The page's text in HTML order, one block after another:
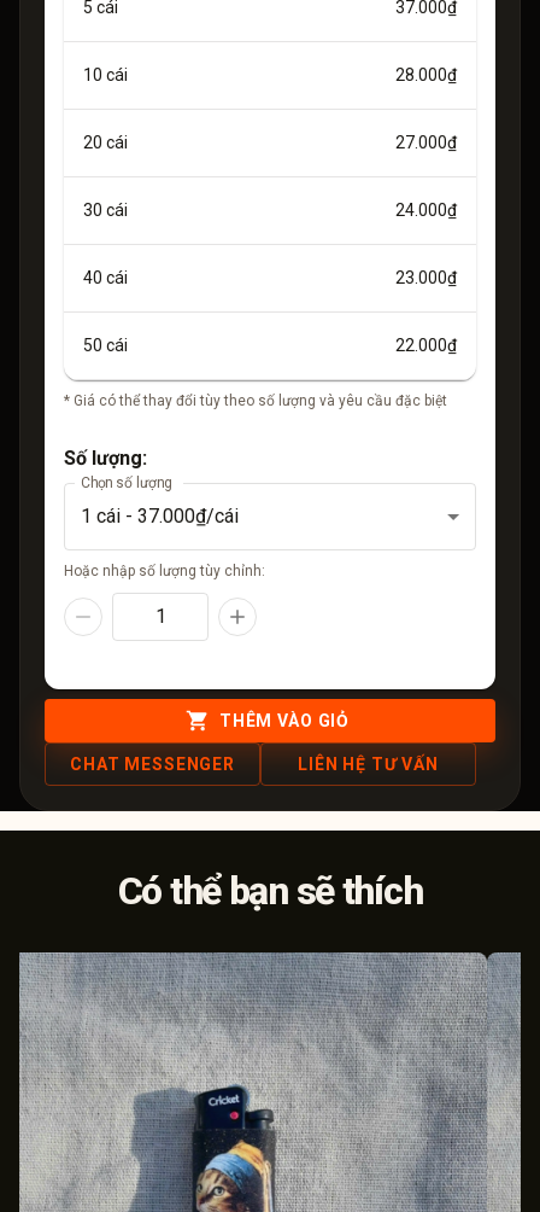
5 cái 37.000₫
10 cái 28.000₫
20 cái 27.000₫
30 cái 24.000₫
40 cái 23.000₫
50 cái 22.000₫
* Giá có thể thay đổi tùy theo số lượng và yêu cầu đặc biệt
Số lượng:
Chọn số lượng
1 cái - 37.000₫/cái
Hoặc nhập số lượng tùy chỉnh:
THÊM VÀO GIỎ
CHAT MESSENGER LIÊN HỆ TƯ VẤN
Có thể bạn sẽ thích